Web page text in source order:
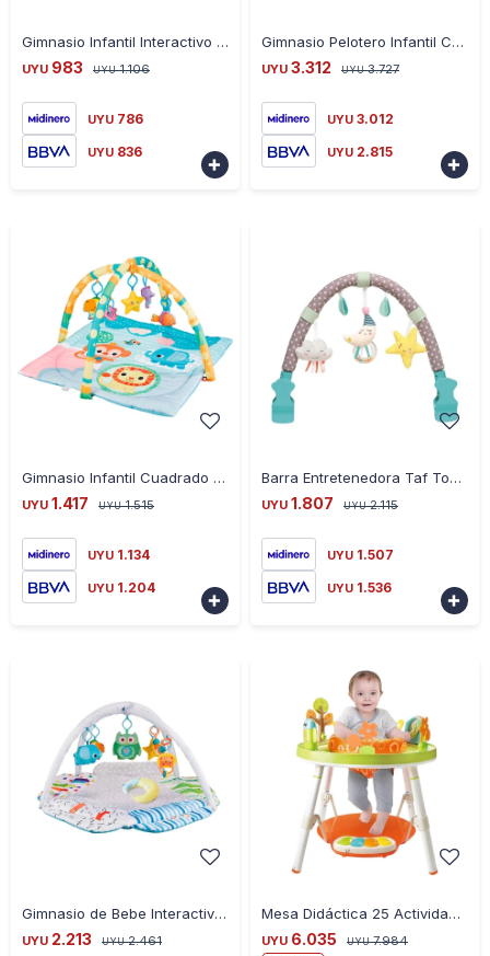
Gimnasio Infantil Interactivo Cuadrado
UYU 983 UYU 1.106
UYU 786
UYU 836

Gimnasio Pelotero Infantil Cuadrado 66835 - ROSA
UYU 3.312 UYU 3.727
UYU 3.012
UYU 2.815

Gimnasio Infantil Cuadrado JL630-1D Selva
UYU 1.417 UYU 1.515
UYU 1.134
UYU 1.204

Barra Entretenedora Taf Toys Luna 12365
UYU 1.807 UYU 2.115
UYU 1.507
UYU 1.536

Gimnasio de Bebe Interactivo Animales
UYU 2.213 UYU 2.461
Mesa Didáctica 25 Actividades Juguetes Piano y Sonidos
UYU 6.035 UYU 7.984